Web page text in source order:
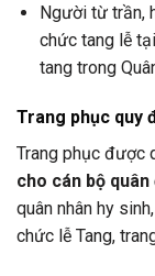
Người từ trần,
chức tang lễ
tang trong
Trang phục quy
Trang phục được
cho cán bộ quân
quân nhân hy
chức lễ Tang,